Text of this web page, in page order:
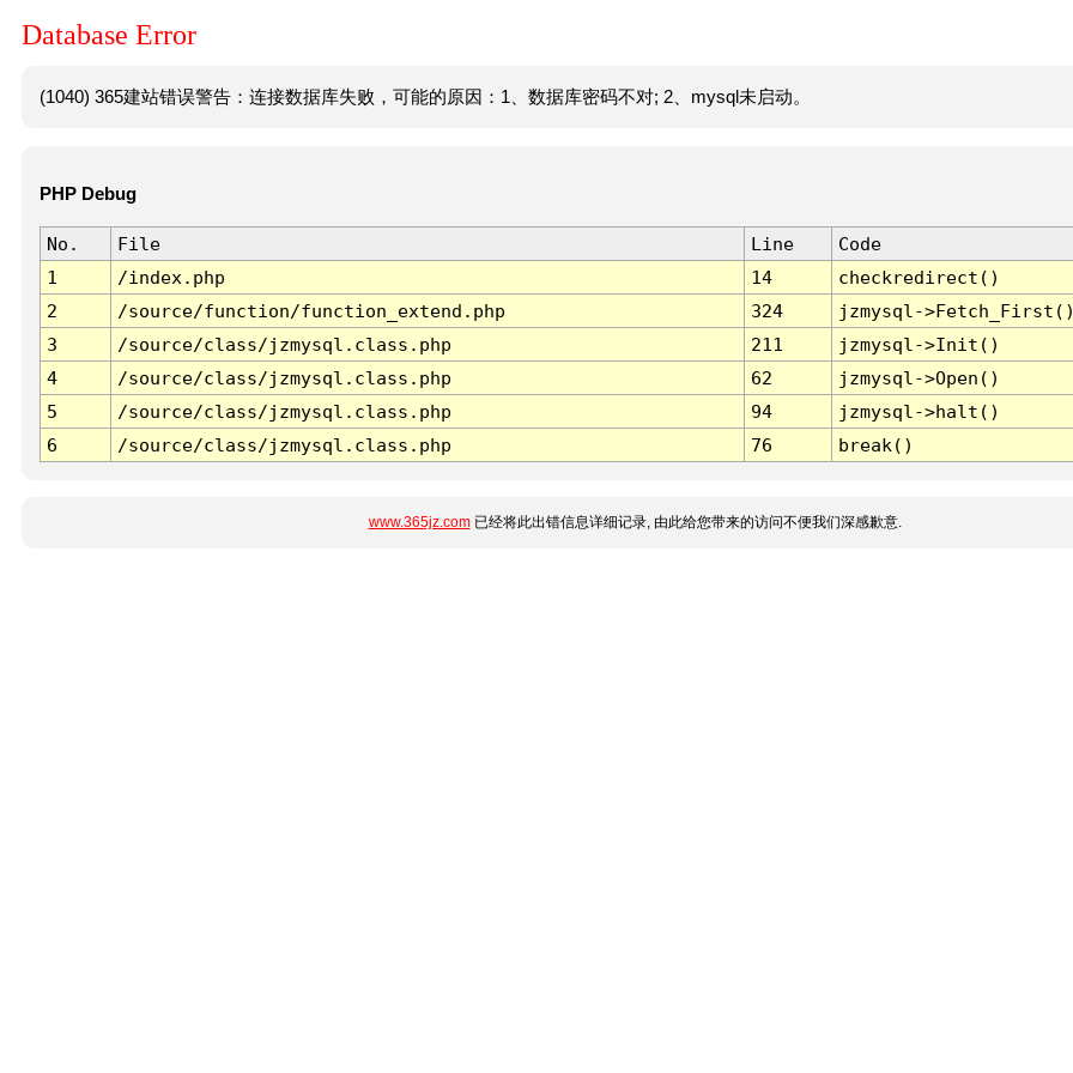
Database Error
(1040) 365建站错误警告：连接数据库失败，可能的原因：1、数据库密码不对; 2、mysql未启动。
PHP Debug
No. File Line
Code
1
/index.php 14
checkredirect()
2
/source/function/function_extend.php 324
jzmysql-
3
/source/class/jzmysql.class.php 211
jzmysql->Init()
4
/source/class/jzmysql.class.php 62
jzmysql->Open()
5
/source/class/jzmysql.class.php 94
jzmysql->halt()
6
/source/class/jzmysql.class.php 76 break()
www.365jz.com已经将此出错信息详细记录, 由此给您带来的访问不便我们深感歉意.